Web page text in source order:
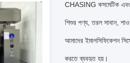
CHASING কসমেটিক এবং
শিশুর পণ্য, তরল সাবান,
আমাদের ইমালসিফিকেশন
করতে ব্যবহৃত হয়।